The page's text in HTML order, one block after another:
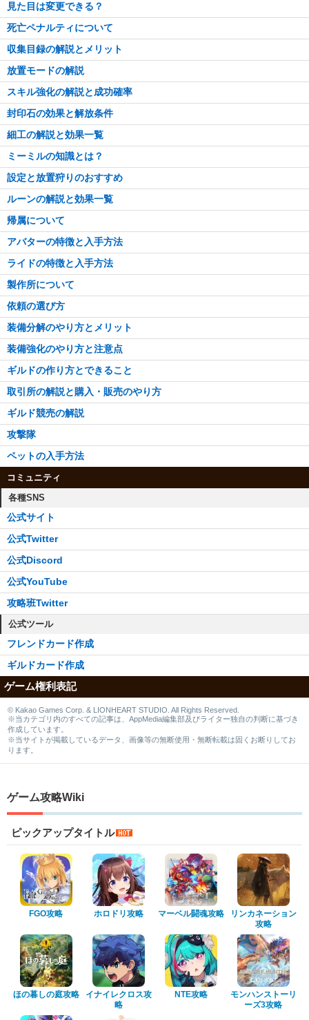
見た目は変更できる？
死亡ペナルティについて
収集目録の解説とメリット
放置モードの解説
スキル強化の解説と成功確率
封印石の効果と解放条件
細工の解説と効果一覧
ミーミルの知識とは？
設定と放置狩りのおすすめ
ルーンの解説と効果一覧
帰属について
アバターの特徴と入手方法
ライドの特徴と入手方法
製作所について
依頼の選び方
装備分解のやり方とメリット
装備強化のやり方と注意点
ギルドの作り方とできること
取引所の解説と購入・販売のやり方
ギルド競売の解説
攻撃隊
ペットの入手方法
コミュニティ
各種SNS
公式サイト
公式Twitter
公式Discord
公式YouTube
攻略班Twitter
公式ツール
フレンドカード作成
ギルドカード作成
ゲーム権利表記
© Kakao Games Corp. & LIONHEART STUDIO. All Rights Reserved.
※当カテゴリ内のすべての記事は、AppMedia編集部及びライター独自の判断に基づき
作成しています。
※当サイトが掲載しているデータ、画像等の無断使用・無断転載は固くお断りしてお
ります。
ゲーム攻略Wiki
ピックアップタイトル
FGO攻略 ホロドリ攻略 マーベル闘魂攻略
リンカネーション
攻略
ほの暮しの庭攻略
イナイレクロス攻
略
NTE攻略
モンハンストーリ
ーズ3攻略